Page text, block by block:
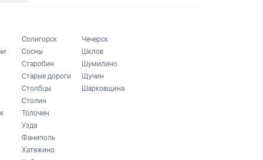
Солигорск
Сосны
Старобин
Старые дороги
Столбцы
Столин
Толочин
Узда
Фаниполь
Хатежино
Чечерск
Шклов
Шумилино
Щучин
Шарковщина